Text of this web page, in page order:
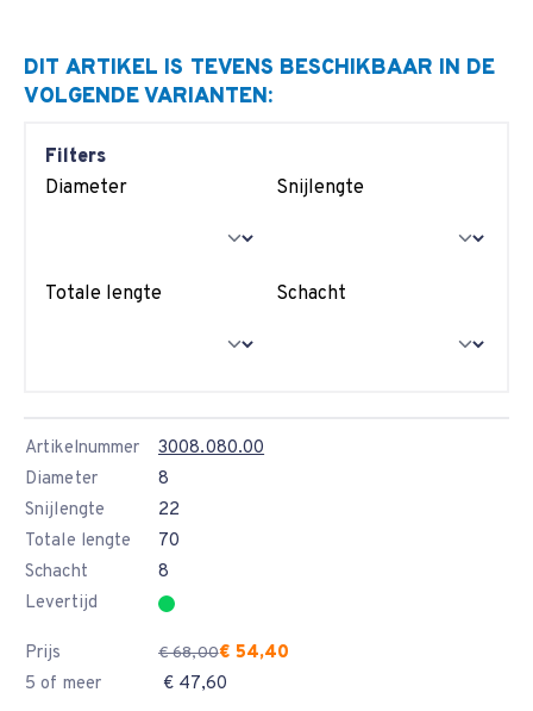
DIT ARTIKEL IS TEVENS BESCHIKBAAR IN DE
VOLGENDE VARIANTEN:
Filters
Diameter
Snijlengte
Totale lengte Schacht
Artikelnummer
3008.080.00
Diameter
8
Snijlengte
22
Totale lengte
70
Schacht
8
Levertijd
Prijs € 68,00€ 54,40
5 of meer
€ 47,60